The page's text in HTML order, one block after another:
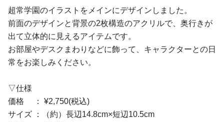
超常学園のイラストをメインにデザインしました。
前面のデザインと背景の2枚構造のアクリルで、奥行きが
出て立体的に見えるアイテムです。
お部屋やデスクまわりなどに飾って、キャラクターとの日
常をお楽しみください。
▽仕様
価格 ： ¥2,750(税込)
サイズ ：（約）長辺14.8cm×短辺10.5cm